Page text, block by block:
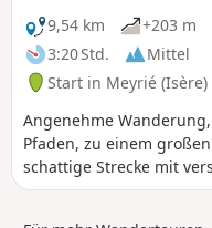
9,54 km
+203 m
3:20 Std.
Mittel
Start in Meyrié (Isère)
Angenehme
Pfaden, zu einem
schattige Strecke mit
Pferde im Reitzentrum,